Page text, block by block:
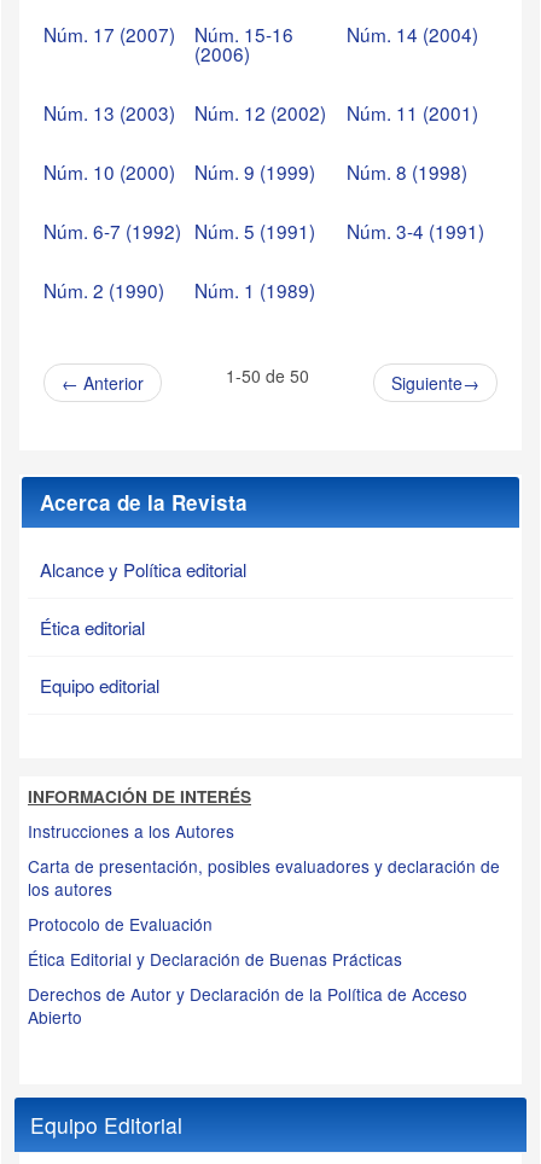
Núm. 17 (2007) Núm. 15-16
(2006)
Núm. 14 (2004)
Núm. 13 (2003) Núm. 12 (2002) Núm. 11 (2001)
Núm. 10 (2000) Núm. 9 (1999) Núm. 8 (1998)
Núm. 6-7 (1992) Núm. 5 (1991) Núm. 3-4 (1991)
Núm. 2 (1990) Núm. 1 (1989)
← Anterior 1-50 de 50 Siguiente→
Acerca de la Revista
Alcance y Política editorial
Ética editorial
Equipo editorial
INFORMACIÓN DE INTERÉS
Instrucciones a los Autores
Carta de presentación, posibles evaluadores y declaración de
los autores
Protocolo de Evaluación
Ética Editorial y Declaración de Buenas Prácticas
Derechos de Autor y Declaración de la Política de Acceso
Abierto
Equipo Editorial